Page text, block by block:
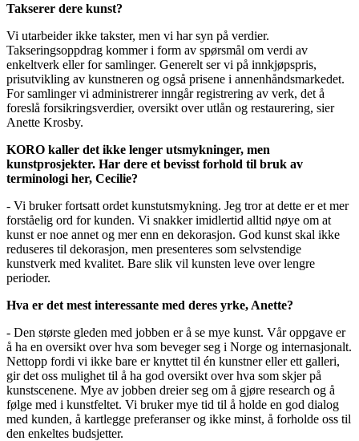
Takserer dere kunst?
Vi utarbeider ikke takster, men vi har syn på verdier.
Takseringsoppdrag kommer i form av spørsmål om verdi av
enkeltverk eller for samlinger. Generelt ser vi på innkjøpspris,
prisutvikling av kunstneren og også prisene i annenhåndsmarkedet.
For samlinger vi administrerer inngår registrering av verk, det å
foreslå forsikringsverdier, oversikt over utlån og restaurering, sier
Anette Krosby.
KORO kaller det ikke lenger utsmykninger, men
kunstprosjekter. Har dere et bevisst forhold til bruk av
terminologi her, Cecilie?
- Vi bruker fortsatt ordet kunstutsmykning. Jeg tror at dette er et mer
forståelig ord for kunden. Vi snakker imidlertid alltid nøye om at
kunst er noe annet og mer enn en dekorasjon. God kunst skal ikke
reduseres til dekorasjon, men presenteres som selvstendige
kunstverk med kvalitet. Bare slik vil kunsten leve over lengre
perioder.
Hva er det mest interessante med deres yrke, Anette?
- Den største gleden med jobben er å se mye kunst. Vår oppgave er
å ha en oversikt over hva som beveger seg i Norge og internasjonalt.
Nettopp fordi vi ikke bare er knyttet til én kunstner eller ett galleri,
gir det oss mulighet til å ha god oversikt over hva som skjer på
kunstscenene. Mye av jobben dreier seg om å gjøre research og å
følge med i kunstfeltet. Vi bruker mye tid til å holde en god dialog
med kunden, å kartlegge preferanser og ikke minst, å forholde oss til
den enkeltes budsjetter.